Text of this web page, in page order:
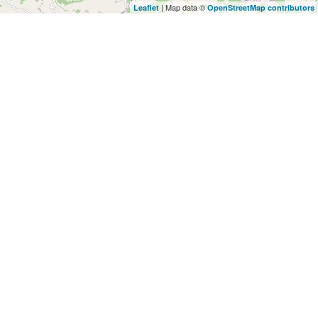
Leaflet | Map data © OpenStreetMap contributors